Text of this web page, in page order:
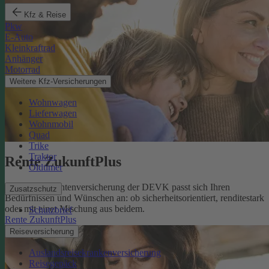
Kfz & Reise
Pkw
E-Auto
Kleinkraftrad
Anhänger
Motorrad
Weitere Kfz-Versicherungen
Wohnwagen
Lieferwagen
Wohnmobil
Quad
Trike
Traktor
Oldtimer
Zusatzschutz
Schutzbrief
Reiseversicherung
Auslandsreisekrankenversicherung
Reisegepäck
Rente ZukunftPlus
Die private Rentenversicherung der DEVK passt sich Ihren
Bedürfnissen und Wünschen an: ob sicherheitsorientiert, renditestark
oder mit einer Mischung aus beidem.
Rente ZukunftPlus